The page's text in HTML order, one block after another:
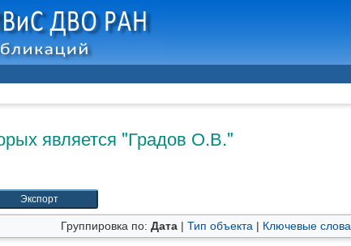
является "Градов О.В."
Группировка по: Дата | Тип объекта | Ключевые слова